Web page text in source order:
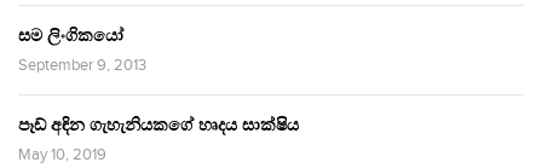
සම ලිංගිකයෝ
September 9, 2013
පෑඩ් අඳින ගැහැනියකගේ හෘදය සාක්ෂිය
May 10, 2019